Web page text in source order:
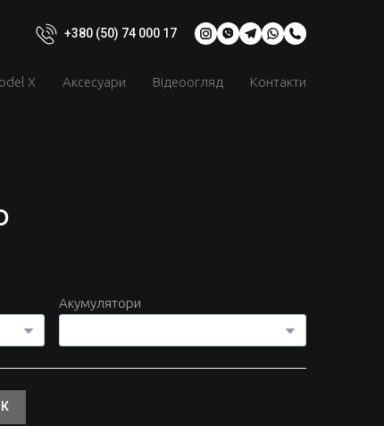
+380 (50) 74 000 17
X Аксесуари Відеоогляд Контакти
Акумулятори